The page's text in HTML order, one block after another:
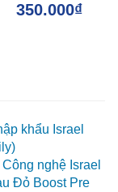
Life SG là
350.000₫
khẩu Israel
nghệ Israel
Đỏ Boost Pre